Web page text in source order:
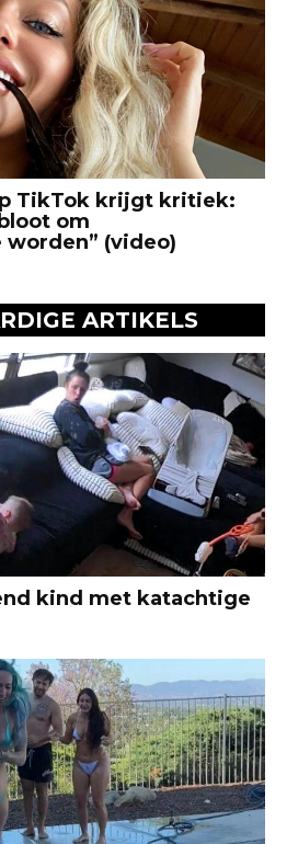
TikTok krijgt kritiek:
om
(video)
ARTIKELS
kind met katachtige